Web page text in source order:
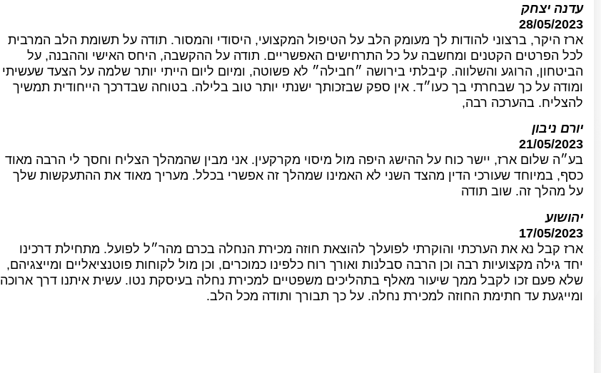
עדנה יצחק
28/05/2023
ארז היקר, ברצוני להודות לך מעומק הלב על הטיפול המקצועי, היסודי והמסור. תודה על תשומת הלב המרבית
לכל הפרטים הקטנים ומחשבה על כל התרחישים האפשריים. תודה על ההקשבה, היחס האישי וההבנה, על
הביטחון, הרוגע והשלווה. קיבלתי בירושה ״חבילה״ לא פשוטה, ומיום ליום הייתי יותר שלמה על הצעד שעשיתי
ומודה על כך שבחרתי בך כעו״ד. אין ספק שבזכותך ישנתי יותר טוב בלילה. בטוחה שבדרכך הייחודית תמשיך
להצליח. בהערכה רבה,
יורם ניבון
21/05/2023
בע״ה שלום ארז, יישר כוח על ההישג היפה מול מיסוי מקרקעין. אני מבין שהמהלך הצליח וחסך לי הרבה מאוד
כסף, במיוחד שעורכי הדין מהצד השני לא האמינו שמהלך זה אפשרי בכלל. מעריך מאוד את ההתעקשות שלך
על מהלך זה. שוב תודה
יהושוע
17/05/2023
ארז קבל נא את הערכתי והוקרתי לפועלך להוצאת חוזה מכירת הנחלה בכרם מהר״ל לפועל. מתחילת דרכינו
יחד גילה מקצועיות רבה וכן הרבה סבלנות ואורך רוח כלפינו כמוכרים, וכן מול לקוחות פוטנציאליים ומייצגיהם,
שלא פעם זכו לקבל ממך שיעור מאלף בתהליכים משפטיים למכירת נחלה בעיסקת נטו. עשית איתנו דרך ארוכה
ומייגעת עד חתימת החוזה למכירת נחלה. על כך תבורך ותודה מכל הלב.